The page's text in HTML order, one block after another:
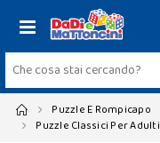
Puzzle E Rompicapo
Puzzle Classici Per Adulti